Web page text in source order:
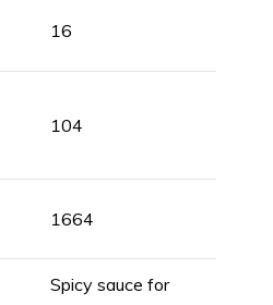
16
104
1664
Spicy sauce for